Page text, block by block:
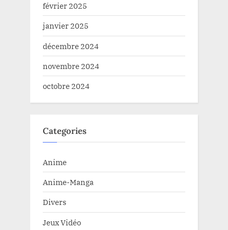
février 2025
janvier 2025
décembre 2024
novembre 2024
octobre 2024
Categories
Anime
Anime-Manga
Divers
Jeux Vidéo